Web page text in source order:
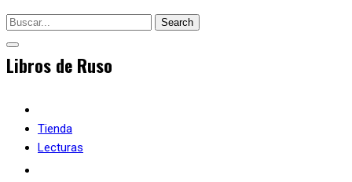
Search
Tienda
Lecturas